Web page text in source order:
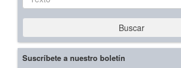
Buscar
Suscríbete a nuestro boletín